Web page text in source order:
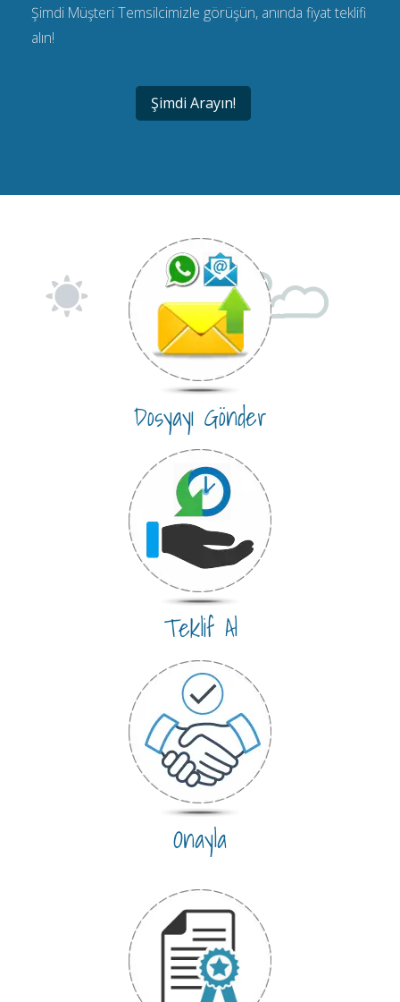
Şimdi Müşteri Temsilcimizle görüşün, anında fiyat teklifi
alın!
Şimdi Arayın!
Dosyayı Gönder
Teklif Al
Onayla